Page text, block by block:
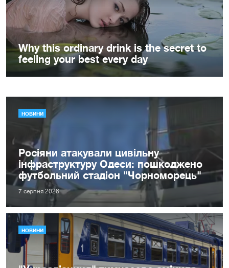
НОВИНИ
Росіяни атакували цивільну
інфраструктуру Одеси: пошкоджено
футбольний стадіон "Чорноморець"
7 серпня 2026
НОВИНИ